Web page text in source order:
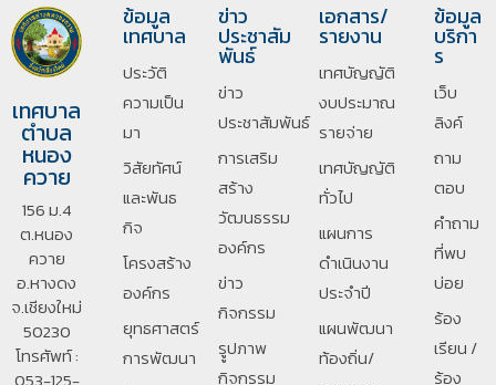
เทศบาล
ตำบล
หนอง
ควาย
156 ม.4
ต.หนอง
ควาย
อ.หางดง
จ.เชียงใหม่
50230
โทรศัพท์ :
ข้อมูล
เทศบาล
ประวัติ
ความเป็น
มา
วิสัยทัศน์
และพันธ
กิจ
โครงสร้าง
องค์กร
ยุทธศาสตร์
การพัฒนา
ข่าว
ประชาสัม
พันธ์
ข่าว
ประชาสัมพันธ์
การเสริม
สร้าง
วัฒนธรรม
องค์กร
ข่าว
กิจกรรม
รููปภาพ
กิจกรรม
เอกสาร/
รายงาน
เทศบัญญัติ
งบประมาณ
รายจ่าย
เทศบัญญัติ
ทั่วไป
แผนการ
ดำเนินงาน
ประจำปี
แผนพัฒนา
ท้องถิ่น/
ข้อมูล
บริกา
ร
เว็บ
ลิงค์
ถาม
ตอบ
คำถาม
ที่พบ
บ่อย
ร้อง
เรียน /
ร้อง